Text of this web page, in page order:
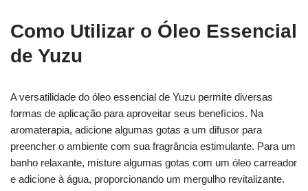
Como Utilizar o Óleo Essencial
de Yuzu
A versatilidade do óleo essencial de Yuzu permite diversas
formas de aplicação para aproveitar seus benefícios. Na
aromaterapia, adicione algumas gotas a um difusor para
preencher o ambiente com sua fragrância estimulante. Para um
banho relaxante, misture algumas gotas com um óleo carreador
e adicione à água, proporcionando um mergulho revitalizante.